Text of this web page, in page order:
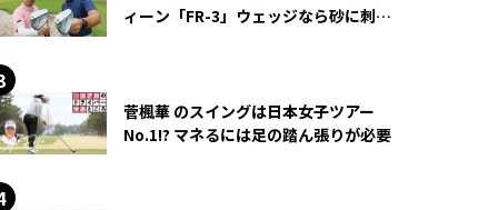
ィーン「FR-3」ウェッジなら砂に刺さ
菅楓華 のスイングは日本女子ツアー
No.1!? マネるには足の踏ん張りが必要